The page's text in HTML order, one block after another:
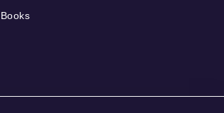
Books